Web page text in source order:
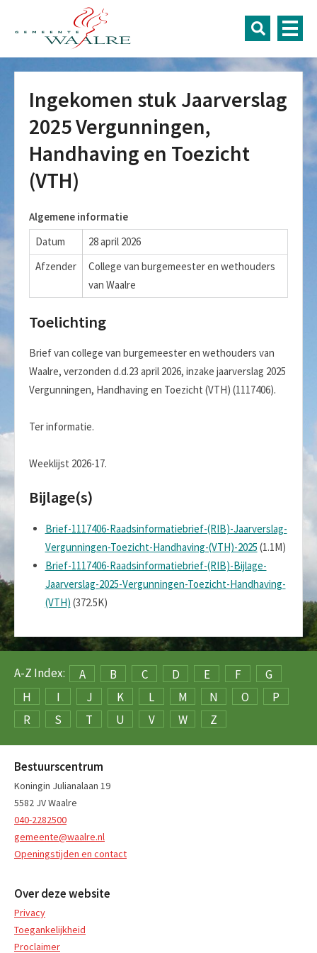
Ingekomen stuk Jaarverslag
2025 Vergunningen,
Handhaving en Toezicht
(VTH)
Algemene informatie
Datum
28 april 2026
Afzender
College van burgemeester en wethouders
van Waalre
Toelichting
Brief van college van burgemeester en wethouders van
Waalre, verzonden d.d.23 april 2026, inzake jaarverslag 2025
Vergunningen, Handhaving en Toezicht (VTH) (1117406).
Ter informatie.
Weeklijst 2026-17.
Bijlage(s)
Brief-1117406-Raadsinformatiebrief-(RIB)-Jaarverslag-
Vergunningen-Toezicht-Handhaving-(VTH)-2025 (1.1M)
Brief-1117406-Raadsinformatiebrief-(RIB)-Bijlage-
Jaarverslag-2025-Vergunningen-Toezicht-Handhaving-
(VTH) (372.5K)
A-Z Index: A B C D E F
G
H
I J K L M N O
P
R
S T U V W Z
Bestuurscentrum
Koningin Julianalaan 19
5582 JV Waalre
040-2282500
gemeente@waalre.nl
Openingstijden en contact
Over deze website
Privacy
Toegankelijkheid
Proclaimer